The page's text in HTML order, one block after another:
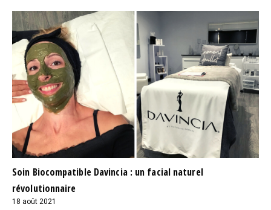
Soin Biocompatible Davincia : un facial naturel
révolutionnaire
18 août 2021